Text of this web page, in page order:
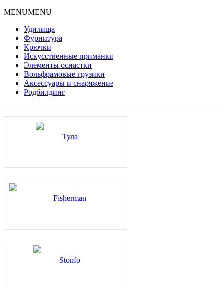
MENUMENU
Удилища
Фурнитура
Крючки
Искусственные приманки
Элементы оснастки
Вольфрамовые грузики
Аксессуары и снаряжение
Родбилдинг